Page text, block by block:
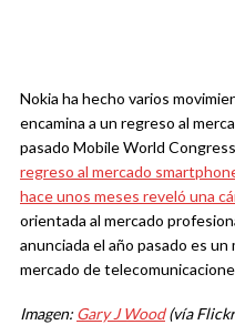
Nokia ha hecho varios
encamina a un regreso al
pasado Mobile World
regreso al mercado
hace unos meses reveló una
orientada al mercado
anunciada el año pasado es
mercado de
Imagen: Gary J Wood(vía